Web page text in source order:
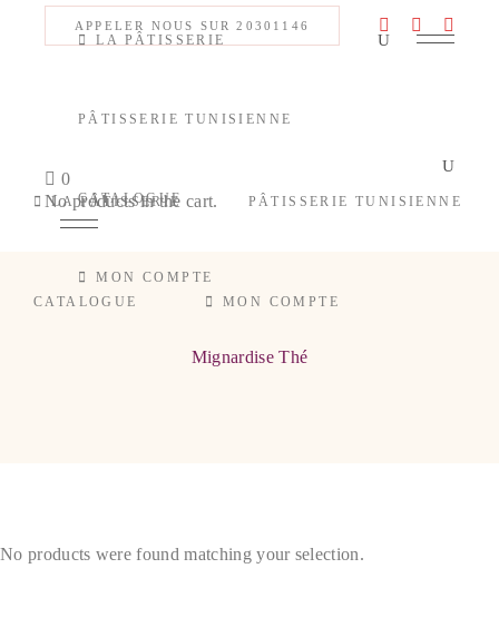
APPELER NOUS SUR 20301146
0
No products in the cart.
LA PÂTISSERIE PÂTISSERIE TUNISIENNE
CATALOGUE MON COMPTE
LA PÂTISSERIE
PÂTISSERIE TUNISIENNE
CATALOGUE
MON COMPTE
Mignardise Thé
No products were found matching your selection.